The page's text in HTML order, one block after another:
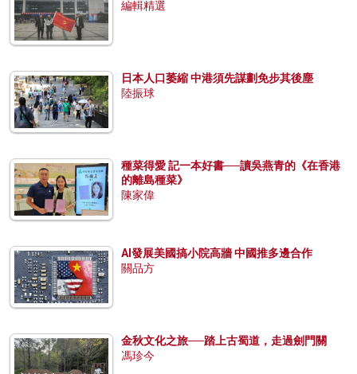
編輯精選
日本人口萎縮 中港須先謀劃免步其後塵
陸振球
種菜得愛 記一本好書──讀吳燕青的《在香港
的離島種菜》
陳家偉
AI發展美國搞小院高牆 中國推多邊合作
關品方
金秋文化之旅──踏上古蜀道，走過劍門關
馮珍今